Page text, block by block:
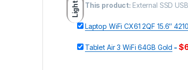
Light This product: External SSD
Laptop WiFi CX61 2QF 15.6″
Tablet Air 3 WiFi 64GB Gold - $